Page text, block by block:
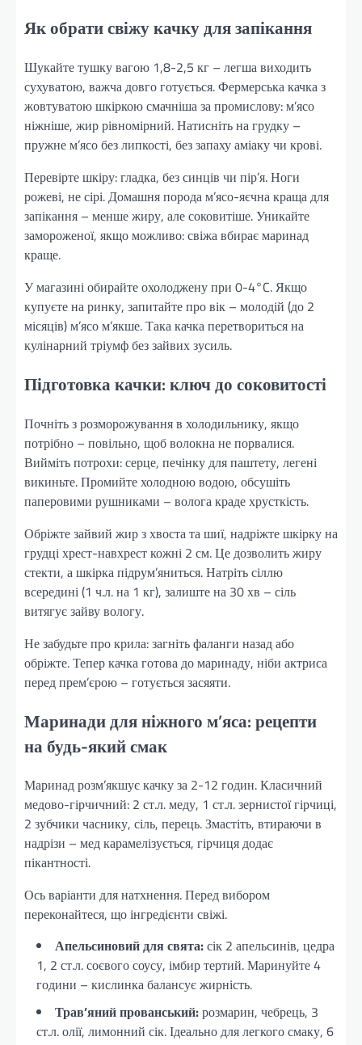
Як обрати свіжу качку для запікання
Шукайте тушку вагою 1,8-2,5 кг – легша виходить
сухуватою, важча довго готується. Фермерська качка з
жовтуватою шкіркою смачніша за промислову: м’ясо
ніжніше, жир рівномірний. Натисніть на грудку –
пружне м’ясо без липкості, без запаху аміаку чи крові.
Перевірте шкіру: гладка, без синців чи пір’я. Ноги
рожеві, не сірі. Домашня порода м’ясо-яєчна краща для
запікання – менше жиру, але соковитіше. Уникайте
замороженої, якщо можливо: свіжа вбирає маринад
краще.
У магазині обирайте охолоджену при 0-4°C. Якщо
купуєте на ринку, запитайте про вік – молодій (до 2
місяців) м’ясо м’якше. Така качка перетвориться на
кулінарний тріумф без зайвих зусиль.
Підготовка качки: ключ до соковитості
Почніть з розморожування в холодильнику, якщо
потрібно – повільно, щоб волокна не порвалися.
Вийміть потрохи: серце, печінку для паштету, легені
викиньте. Промийте холодною водою, обсушіть
паперовими рушниками – волога краде хрусткість.
Обріжте зайвий жир з хвоста та шиї, надріжте шкірку на
грудці хрест-навхрест кожні 2 см. Це дозволить жиру
стекти, а шкірка підрум’яниться. Натріть сіллю
всередині (1 ч.л. на 1 кг), залиште на 30 хв – сіль
витягує зайву вологу.
Не забудьте про крила: загніть фаланги назад або
обріжте. Тепер качка готова до маринаду, ніби актриса
перед прем’єрою – готується засяяти.
Маринади для ніжного м’яса: рецепти
на будь-який смак
Маринад розм’якшує качку за 2-12 годин. Класичний
медово-гірчичний: 2 ст.л. меду, 1 ст.л. зернистої гірчиці,
2 зубчики часнику, сіль, перець. Змастіть, втираючи в
надрізи – мед карамелізується, гірчиця додає
пікантності.
Ось варіанти для натхнення. Перед вибором
переконайтеся, що інгредієнти свіжі.
Апельсиновий для свята:сік 2 апельсинів, цедра
1, 2 ст.л. соєвого соусу, імбир тертий. Маринуйте 4
години – кислинка балансує жирність.
Трав’яний прованський:розмарин, чебрець, 3
ст.л. олії, лимонний сік. Ідеально для легкого смаку, 6